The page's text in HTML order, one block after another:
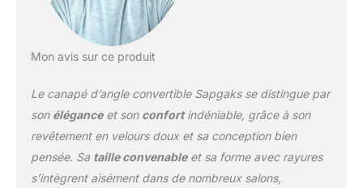
quelques étapes, adapté
gauche et droit sont
interchangeables, design
flexible, s'adaptent aux
différentes dispositions
de la pièce, maximisent
l'utilisation de l'espace.
Mon avis sur ce produit
Le canapé d’angle convertible Sapgaks se distingue par
son éléganceet son confortindéniable, grâce à son
revêtement en velours doux et sa conception bien
pensée. Sa taille convenableet sa forme avec rayures
s’intègrent aisément dans de nombreux salons,